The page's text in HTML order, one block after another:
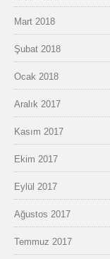
Mart 2018
Şubat 2018
Ocak 2018
Aralık 2017
Kasım 2017
Ekim 2017
Eylül 2017
Ağustos 2017
Temmuz 2017